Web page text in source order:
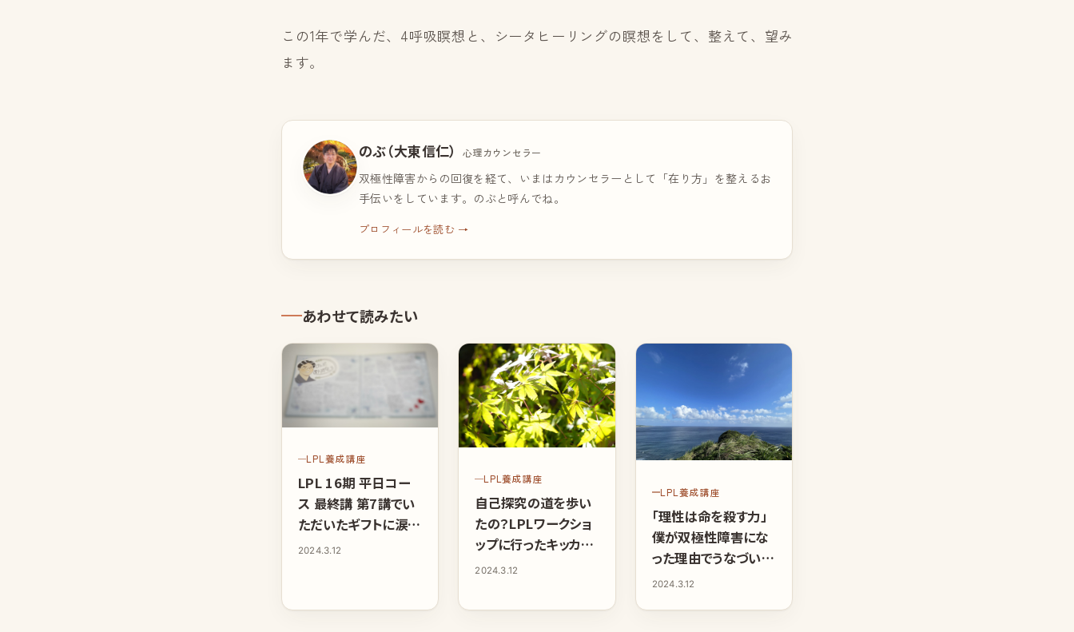
この1年で学んだ、4呼吸瞑想と、シータヒーリングの瞑想をして、整えて、望み
ます。
のぶ（大東信仁） 心理カウンセラー
双極性障害からの回復を経て、いまはカウンセラーとして「在り方」を整えるお
手伝いをしています。のぶと呼んでね。
プロフィールを読む →
あわせて読みたい
LPL養成講座
LPL 16期 平日コー
ス 最終講 第7講でい
ただいたギフトに涙
そして、ここからがスタ
2024.3.12
LPL養成講座
自己探究の道を歩い
たの？LPLワークショ
ップに行ったキッカケ
はココだった
2024.3.12
LPL養成講座
「理性は命を殺す力」
僕が双極性障害にな
った理由でうなづいた
動画: 岡部明美 第
2024.3.12